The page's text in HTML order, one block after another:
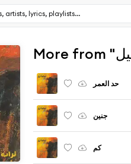
حد العمر
جنين
كم